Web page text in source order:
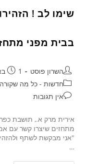
שימו לב !
בבית מפני
השרון פוסט
1 באפריל 2020
חדשות - כל מה שקורה
אין תגובות
אירית מרק א., תושבת
מתחזים שיצרו קשר עם
"אני מבקשת לשתף
…